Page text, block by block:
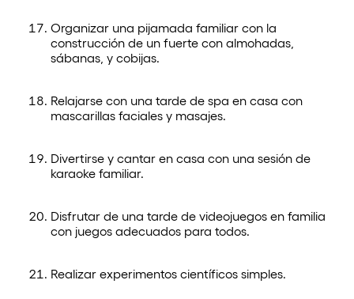
Organizar una pijamada familiar con la
construcción de un fuerte con almohadas,
sábanas, y cobijas.
Relajarse con una tarde de spa en casa con
mascarillas faciales y masajes.
Divertirse y cantar en casa con una sesión de
karaoke familiar.
Disfrutar de una tarde de videojuegos en familia
con juegos adecuados para todos.
Realizar experimentos científicos simples.